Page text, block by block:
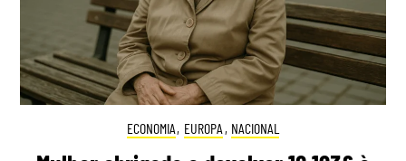
ECONOMIA, EUROPA , NACIONAL